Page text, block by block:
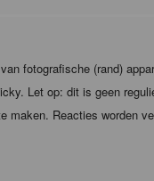
fotografische (rand)
Let op: dit is geen
maken. Reacties worden